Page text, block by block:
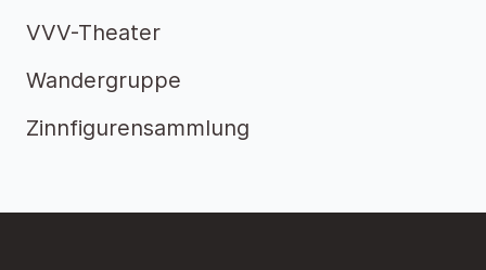
VVV-Theater
Wandergruppe
Zinnfigurensammlung